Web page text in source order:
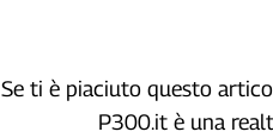
Se ti è piaciuto questo
P300.it è una